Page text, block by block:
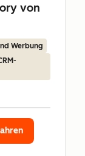
von
Werbung